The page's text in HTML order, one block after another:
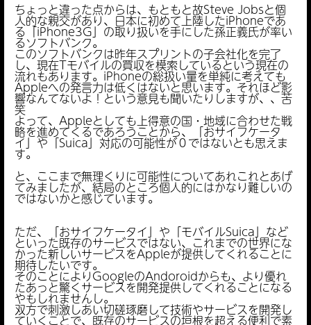
ちょっと違った点からは、もともと故Steve Jobsと個
人的な親交があり、日本に初めて上陸したiPhoneであ
る「iPhone3G」の取り扱いを手にした孫正義氏が率い
るソフトバンク。
このソフトバンクは昨年スプリントの子会社化を完了
し、現在Tモバイルの買収を模索しているという現在の
流れもあります。iPhoneの総扱い量を単純に考えても
Appleへの発言力は低くはないと思います。それほど影
響なんてないよ！という意見も聞いたりしますが、、苦
笑
よって、Appleとしても上得意の国・地域に合わせた戦
略を進めてくるであろうことから、「おサイフケータ
イ」や「Suica」対応の可能性が０ではないとも思えま
す。
と、ここまで無理くりに可能性についてあれこれとあげ
てみましたが、結局のところ個人的にはかなり難しいの
ではないかと感じています。
ただ、「おサイフケータイ」や「モバイルSuica」など
といった既存のサービスではない、これまでの世界にな
かった新しいサービスをAppleが提供してくれることに
期待したいです。
そのことによりGoogleのAndoroidからも、より優れ
たあっと驚くサービスを開発提供してくれることになる
やもしれませんし。
双方で刺激しあい切磋琢磨して技術やサービスを開発し
ていくことで、既存のサービスの垣根を超える便利で素